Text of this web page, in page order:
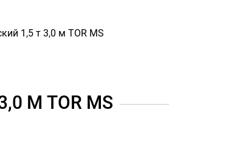
1,5 т 3,0 м TOR MS
М TOR MS